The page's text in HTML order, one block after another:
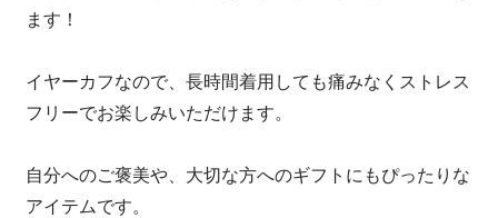
ます！
イヤーカフなので、長時間着用しても痛みなくストレス
フリーでお楽しみいただけます。
自分へのご褒美や、大切な方へのギフトにもぴったりな
アイテムです。